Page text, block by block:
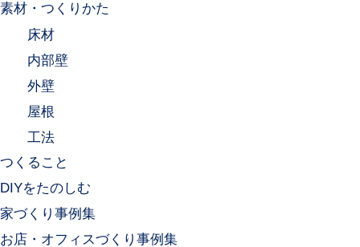
素材・つくりかた
床材
内部壁
外壁
屋根
工法
つくること
DIYをたのしむ
家づくり事例集
お店・オフィスづくり事例集